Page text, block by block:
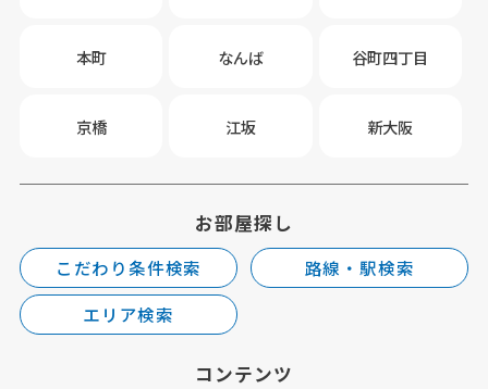
本町 なんば 谷町四丁目
京橋 江坂 新大阪
お部屋探し
こだわり条件検索
路線・駅検索
エリア検索
コンテンツ